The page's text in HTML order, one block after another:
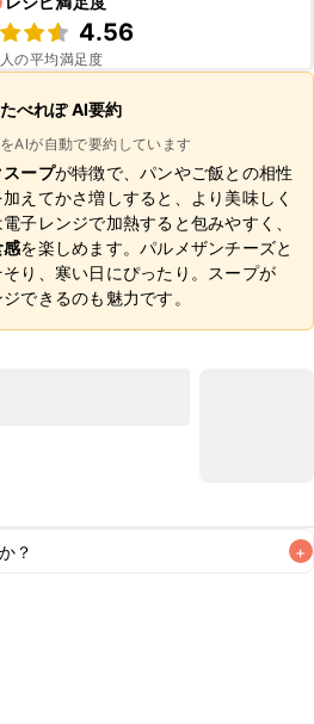
4.56
人の平均満足度
たべれぽ AI要約
AIが自動で要約しています
ープが特徴で、パンやご飯との相性
えてかさ増しすると、より美味しく
子レンジで加熱すると包みやすく、
感を楽しめます。パルメザンチーズと
り、寒い日にぴったり。スープが
できるのも魅力です。
？ +
目安です。なるべくお早めにお召